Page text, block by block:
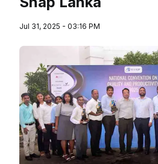
Jul 31, 2025 - 03:16 PM